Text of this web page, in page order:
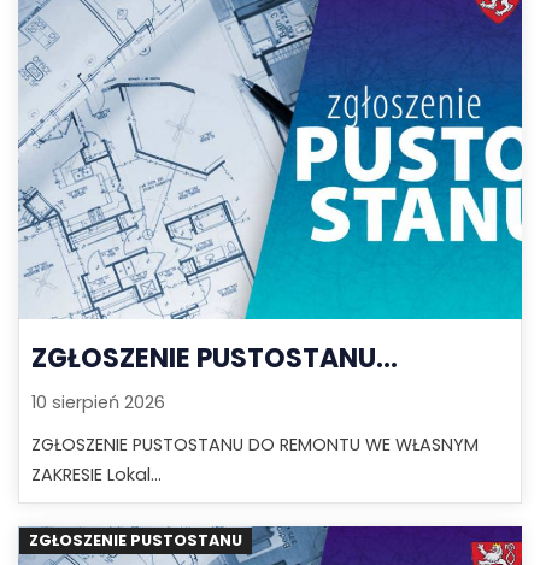
ZGŁOSZENIE PUSTOSTANU...
10 sierpień 2026
ZGŁOSZENIE PUSTOSTANU DO REMONTU WE WŁASNYM
ZAKRESIE Lokal...
ZGŁOSZENIE PUSTOSTANU